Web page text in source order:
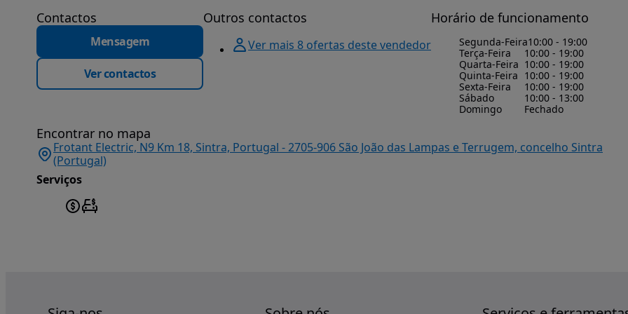
Contactos
Mensagem
Ver contactos
Outros contactos
Ver mais 8 ofertas deste vendedor
Horário de funcionamento
Segunda-Feira10:00 - 19:00
Terça-Feira
10:00 - 19:00
Quarta-Feira 10:00 - 19:00
Quinta-Feira 10:00 - 19:00
Sexta-Feira
10:00 - 19:00
Sábado
10:00 - 13:00
Domingo
Fechado
Encontrar no mapa
Frotant Electric, N9 Km 18, Sintra, Portugal - 2705-906 São João das Lampas e Terrugem, concelho Sintra
(Portugal)
Serviços